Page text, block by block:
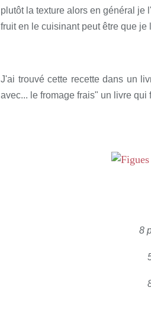
plutôt la texture alors en général je
fruit en le cuisinant peut être que je
J'ai trouvé cette recette dans un
avec... le fromage frais" un livre
8